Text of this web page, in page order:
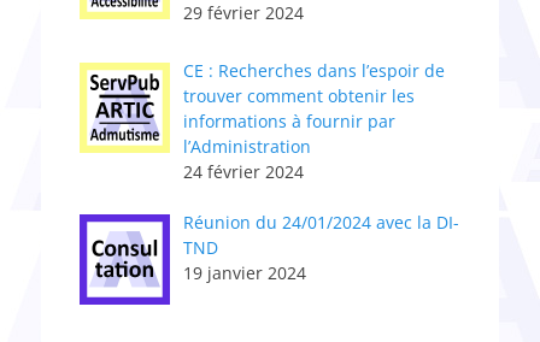
29 février 2024
CE : Recherches dans l’espoir de
trouver comment obtenir les
informations à fournir par
l’Administration
24 février 2024
Réunion du 24/01/2024 avec la DI-
TND
19 janvier 2024